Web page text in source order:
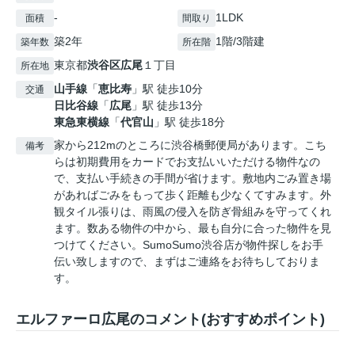
面積 - 間取り 1LDK
築年数 築2年 所在階 1階/3階建
所在地 東京都渋谷区広尾 １丁目
交通 山手線 「恵比寿 」駅 徒歩10分
日比谷線 「広尾 」駅 徒歩13分
東急東横線 「代官山 」駅 徒歩18分
備考
家から212mのところに渋谷橋郵便局があります。こち
らは初期費用をカードでお支払いいただける物件なの
で、支払い手続きの手間が省けます。敷地内ごみ置き場
があればごみをもって歩く距離も少なくてすみます。外
観タイル張りは、雨風の侵入を防ぎ骨組みを守ってくれ
ます。数ある物件の中から、最も自分に合った物件を見
つけてください。SumoSumo渋谷店が物件探しをお手
伝い致しますので、まずはご連絡をお待ちしておりま
す。
エルファーロ広尾のコメント(おすすめポイント)